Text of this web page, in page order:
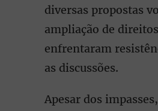
diversas propostas
ampliação de direitos
enfrentaram
as discussões.
Apesar dos